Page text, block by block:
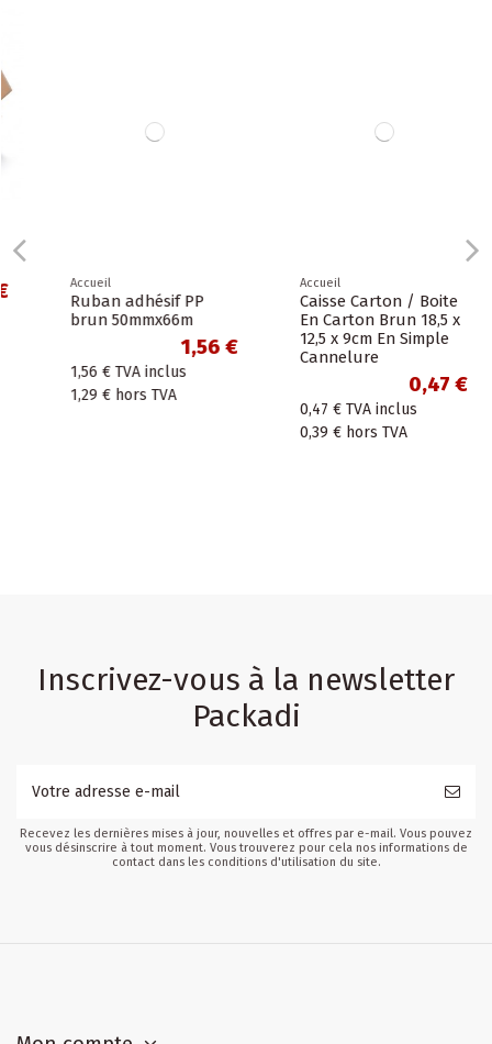
Accueil
Ruban adhésif PP
brun 50mmx66m
1,56 €
1,56 € TVA inclus
1,29 € hors TVA
Accueil
Caisse Carton / Boite
En Carton Brun 18,5 x
12,5 x 9cm En Simple
Cannelure
0,47 €
0,47 € TVA inclus
0,39 € hors TVA
Inscrivez-vous à la newsletter
Packadi
Recevez les dernières mises à jour, nouvelles et offres par e-mail. Vous pouvez
vous désinscrire à tout moment. Vous trouverez pour cela nos informations de
contact dans les conditions d'utilisation du site.